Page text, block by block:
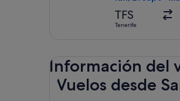
TFS
Tenerife
Información del
Vuelos desde